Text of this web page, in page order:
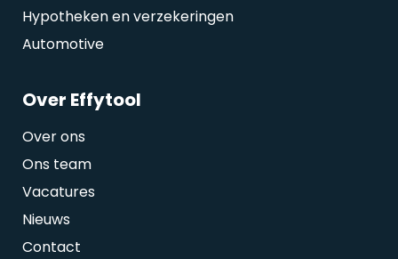
Hypotheken en verzekeringen
Automotive
Over Effytool
Over ons
Ons team
Vacatures
Nieuws
Contact